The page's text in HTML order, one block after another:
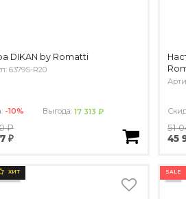
DIKAN by Romatti
6379S-R20
-10% Выгода:17 313 ₽
₽
₽
51
45
ХИТ SALE